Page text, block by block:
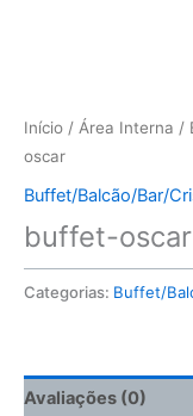
Início / Área Interna /
oscar
Buffet/Balcão/Bar/
buffet-oscar
Categorias: Buffet/
Avaliações (0)